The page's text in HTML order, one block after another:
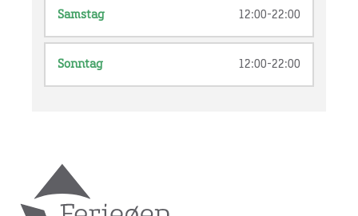
Samstag 12:00-22:00
Sonntag 12:00-22:00